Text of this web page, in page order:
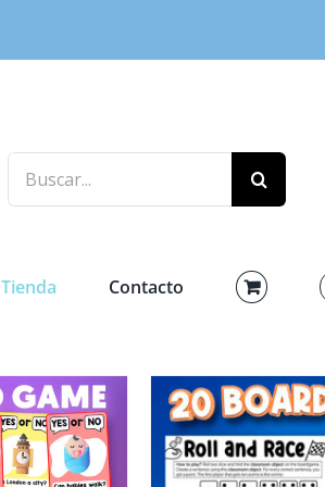
Tienda Contacto